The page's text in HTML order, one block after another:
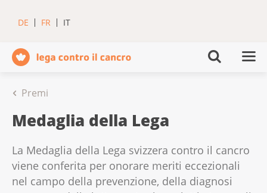
DE FR IT
Premi
Medaglia della Lega
La Medaglia della Lega svizzera contro il cancro
viene conferita per onorare meriti eccezionali
nel campo della prevenzione, della diagnosi